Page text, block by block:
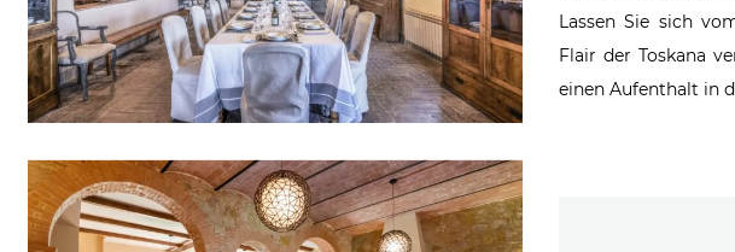
Lassen Sie sich
Flair der Toskana
einen Aufenthalt in